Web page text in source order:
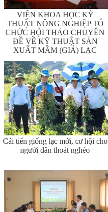
VIỆN KHOA HỌC KỸ
THUẬT NÔNG NGHIỆP TỔ
CHỨC HỘI THẢO CHUYÊN
ĐỀ VỀ KỸ THUẬT SẢN
XUẤT MẦM (GIÁ) LẠC
Cải tiến giống lạc mới, cơ hội cho
người dân thoát nghèo